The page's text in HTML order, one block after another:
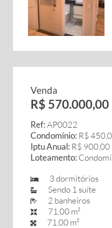
Venda
R$ 570.000,00
Ref:AP0022
Condomínio: R$
Iptu Anual: R$ 900,00
Loteamento:
3 dormitórios
Sendo 1 suíte
2 banheiros
71,00 m²
71,00 m²